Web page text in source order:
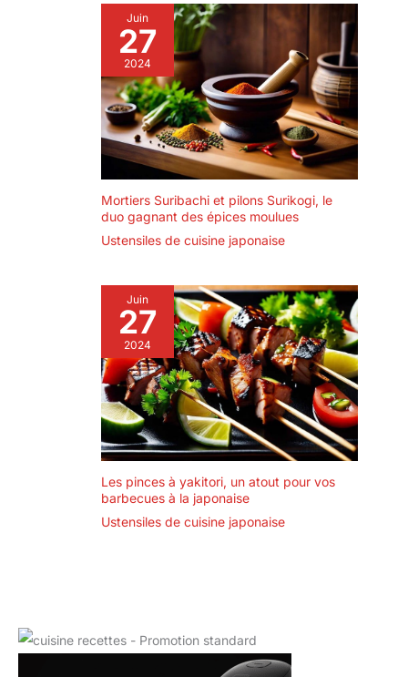
Juin
27
2024
Mortiers Suribachi et pilons Surikogi, le
duo gagnant des épices moulues
Ustensiles de cuisine japonaise
Juin
27
2024
Les pinces à yakitori, un atout pour vos
barbecues à la japonaise
Ustensiles de cuisine japonaise